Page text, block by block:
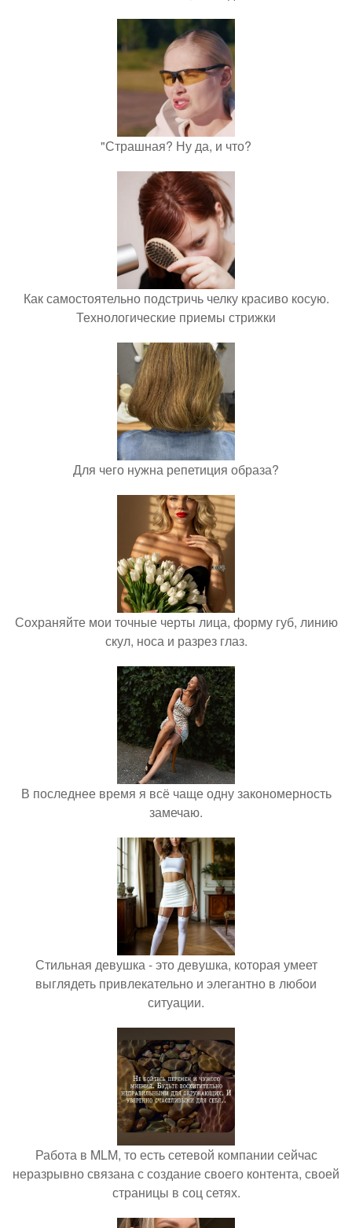
"Страшная? Ну да, и что?
Как самостоятельно подстричь челку красиво косую.
Технологические приемы стрижки
Для чего нужна репетиция образа?
Сохраняйте мои точные черты лица, форму губ, линию
скул, носа и разрез глаз.
В последнее время я всё чаще одну закономерность
замечаю.
Стильная девушка - это девушка, которая умеет
выглядеть привлекательно и элегантно в любои
ситуации.
Работа в MLM, то есть сетевой компании сейчас
неразрывно связана с создание своего контента, своей
страницы в соц сетях.